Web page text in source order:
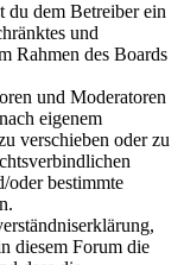
du dem Betreiber ein
und
Rahmen des Boards
und Moderatoren
eigenem
verschieben oder zu
oder bestimmte
diesem Forum die